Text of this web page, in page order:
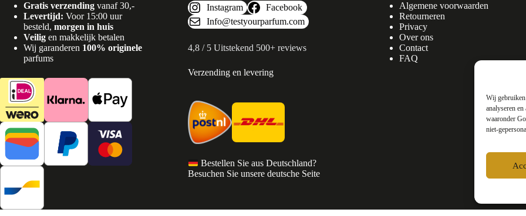
Wij gebruiken
analyseren
waaronder
niet-
Gratis verzending vanaf 30,-
Levertijd: Voor 15:00 uur
besteld, morgen in huis
Veilig en makkelijk betalen
Wij garanderen 100% originele
parfums
Instagram
Facebook
Info@testyourparfum.com
4,8 / 5 Uitstekend 500+ reviews
Verzending en levering
Bestellen Sie aus Deutschland?
Besuchen Sie unsere deutsche Seite
Algemene voorwaarden
Retourneren
Privacy
Over ons
Contact
FAQ